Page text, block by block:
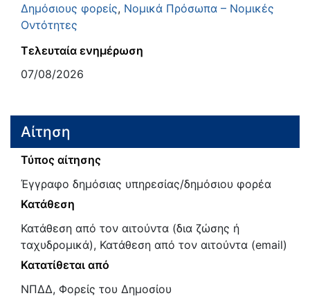
Δημόσιους φορείς, Νομικά Πρόσωπα – Νομικές
Οντότητες
Τελευταία ενημέρωση
07/08/2026
Αίτηση
Τύπος αίτησης
Έγγραφο δημόσιας υπηρεσίας/δημόσιου φορέα
Κατάθεση
Κατάθεση από τον αιτούντα (δια ζώσης ή
ταχυδρομικά), Κατάθεση από τον αιτούντα (email)
Κατατίθεται από
ΝΠΔΔ, Φορείς του Δημοσίου